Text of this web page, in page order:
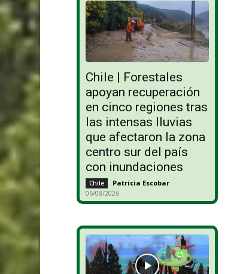
Chile | Forestales
apoyan recuperación
en cinco regiones tras
las intensas lluvias
que afectaron la zona
centro sur del país
con inundaciones
Chile Patricia Escobar -
06/08/2026